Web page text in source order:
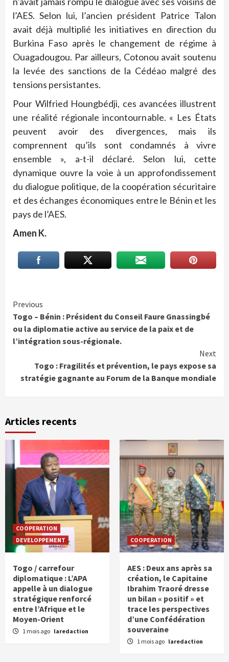
l’AES. Selon lui, l’ancien président Patrice Talon
avait déjà multiplié les initiatives en direction du
Burkina Faso après le changement de régime à
Ouagadougou. Par ailleurs, Cotonou avait soutenu
la levée des sanctions de la Cédéao malgré des
tensions persistantes.
Pour Wilfried Houngbédji, ces avancées illustrent
une réalité régionale incontournable. « Les États
peuvent avoir des divergences, mais ils
comprennent qu’ils sont condamnés à vivre
ensemble », a-t-il déclaré. Selon lui, cette
dynamique ouvre la voie à un approfondissement
du dialogue politique, de la coopération sécuritaire
et des échanges économiques entre le Bénin et les
pays de l’AES.
Amen K.
Continue
Reading
Previous
Togo – Bénin : Président du Conseil Faure Gnassingbé
ou la diplomatie active au service de la paix et de
l’intégration sous-régionale.
Next
Togo : Fragilités et prévention, le pays expose sa
stratégie gagnante au Forum de la Banque mondiale
Articles recents
COOPERATION
DEVELOPPEMENT
Togo / carrefour
diplomatique : L’APA
appelle à un dialogue
stratégique renforcé
entre l’Afrique et le
Moyen-Orient
1 mois ago laredaction
COOPERATION
AES : Deux ans après sa
création, le Capitaine
Ibrahim Traoré dresse
un bilan « positif » et
trace les perspectives
d’une Confédération
souveraine
1 mois ago laredaction